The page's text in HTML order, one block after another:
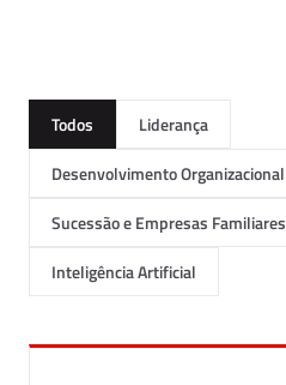
Todos
Liderança
Desenvolvimento Organizacional
Sucessão e Empresas Familiares
Inteligência Artificial